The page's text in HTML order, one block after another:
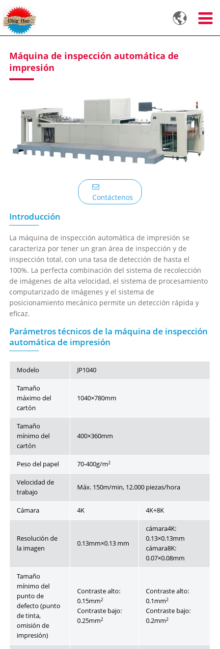

Máquina de inspección automática de
impresión
Contáctenos
Introducción
La máquina de inspección automática de impresión se
caracteriza por tener un gran área de inspección y de
inspección total, con una tasa de detección de hasta el
100%. La perfecta combinación del sistema de recolección
de imágenes de alta velocidad, el sistema de procesamiento
computarizado de imágenes y el sistema de
posicionamiento mecánico permite un detección rápida y
eficaz.
Parámetros técnicos de la máquina de inspección
automática de impresión
Modelo JP1040
Tamaño
máximo del
cartón
1040×780mm
Tamaño
mínimo del
cartón
400×360mm
Peso del papel 70-400g/m2
Velocidad de
trabajo
Máx. 150m/min, 12.000 piezas/hora
Cámara 4K 4K+8K
Resolución de
la imagen
0.13mm×0.13 mm
cámara4K:
0.13×0.13mm
cámara8K:
0.07×0.08mm
Tamaño
mínimo del
punto de
defecto (punto
de tinta,
omisión de
impresión)
Contraste alto:
0.15mm2
Contraste bajo:
0.25mm2
Contraste alto:
0.1mm2
Contraste bajo:
0.2mm2